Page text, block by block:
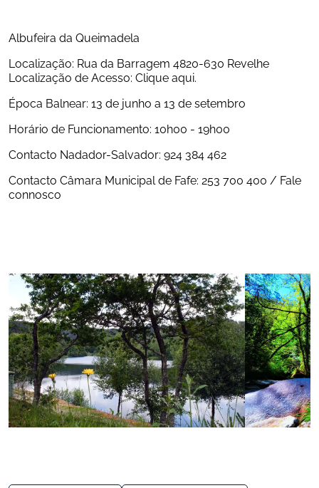
Albufeira da Queimadela
Localização: Rua da Barragem 4820-630 Revelhe
Localização de Acesso: Clique aqui.
Época Balnear: 13 de junho a 13 de setembro
Horário de Funcionamento: 10h00 - 19h00
Contacto Nadador-Salvador: 924 384 462
Contacto Câmara Municipal de Fafe: 253 700 400 / Fale
connosco